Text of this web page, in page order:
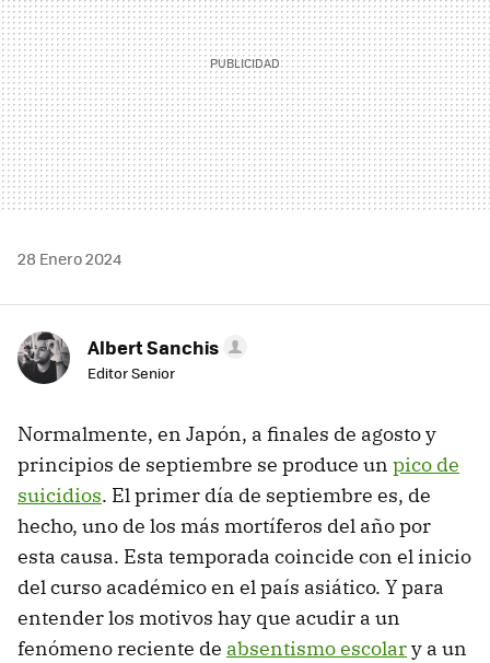
28 Enero 2024
Albert Sanchis
Editor Senior
Normalmente, en Japón, a finales de agosto y
principios de septiembre se produce un pico de
suicidios. El primer día de septiembre es, de
hecho, uno de los más mortíferos del año por
esta causa. Esta temporada coincide con el inicio
del curso académico en el país asiático. Y para
entender los motivos hay que acudir a un
fenómeno reciente de absentismo escolary a un